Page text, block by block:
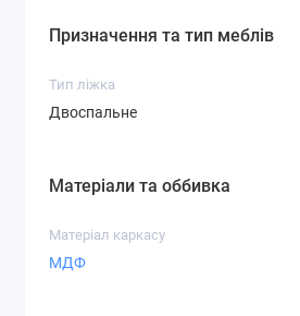
Призначення та тип меблів
Тип ліжка
Двоспальне
Матеріали та оббивка
Матеріал каркасу
МДФ